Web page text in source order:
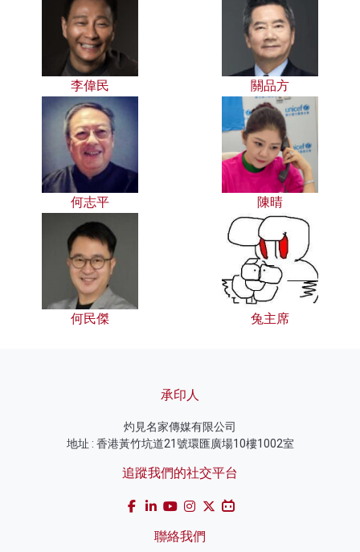
李偉民 關品方
何志平 陳晴
何民傑 兔主席
承印人
灼見名家傳媒有限公司
地址 : 香港黃竹坑道21號環匯廣場10樓1002室
追蹤我們的社交平台
聯絡我們